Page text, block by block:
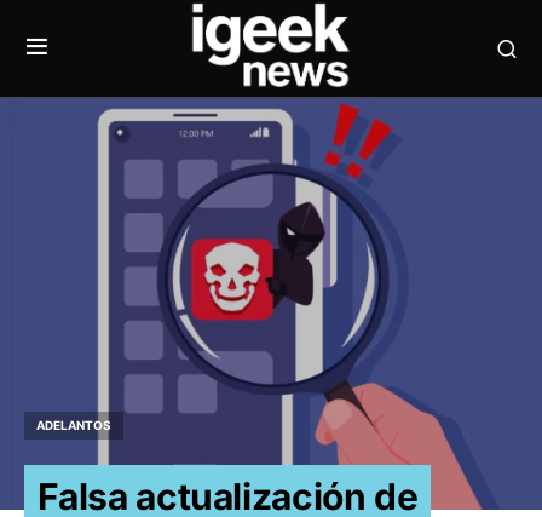
ADELANTOS
Falsa actualización de